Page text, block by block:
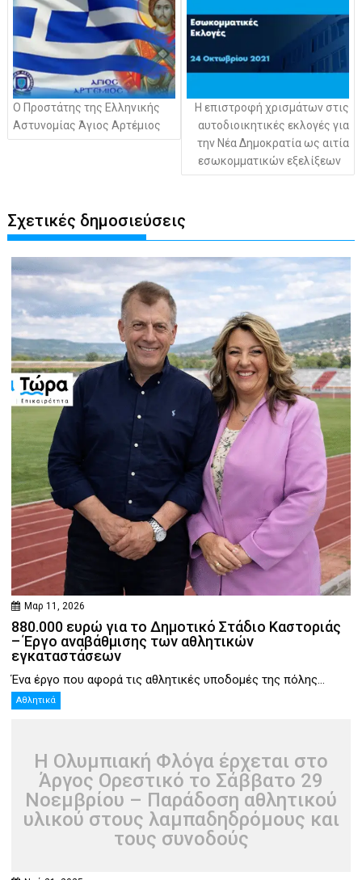
Ο Προστάτης της Ελληνικής
Αστυνομίας Άγιος Αρτέμιος
Η επιστροφή χρισμάτων στις
αυτοδιοικητικές εκλογές για
την Νέα Δημοκρατία ως αιτία
εσωκομματικών εξελίξεων
Σχετικές δημοσιεύσεις
Μαρ 11, 2026
880.000 ευρώ για το Δημοτικό Στάδιο Καστοριάς
– Έργο αναβάθμισης των αθλητικών
εγκαταστάσεων
Ένα έργο που αφορά τις αθλητικές υποδομές της πόλης...
Αθλητικά
Η Ολυμπιακή Φλόγα έρχεται στο
Άργος Ορεστικό το Σάββατο 29
Νοεμβρίου – Παράδοση αθλητικού
υλικού στους λαμπαδηδρόμους και
τους συνοδούς